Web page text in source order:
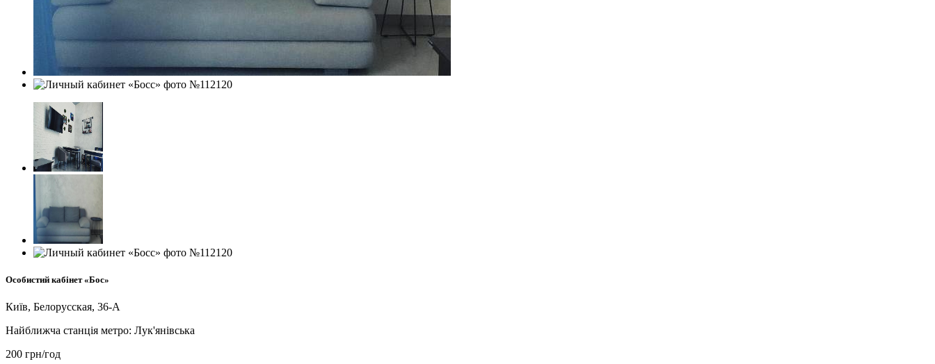
Особистий кабінет «Бос»
Київ, Белорусская, 36-А
Найближча станція метро: Лук'янівська
200 грн/год